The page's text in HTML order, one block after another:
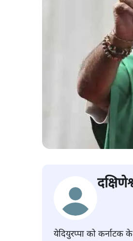
येदियुरप्पा को कर्नाटक